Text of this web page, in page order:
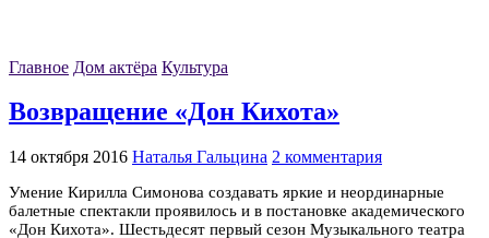
Главное Дом актёра Культура
Возвращение «Дон Кихота»
14 октября 2016 Наталья Гальцина 2 комментария
Умение Кирилла Симонова создавать яркие и неординарные
балетные спектакли проявилось и в постановке академического
«Дон Кихота». Шестьдесят первый сезон Музыкального театра